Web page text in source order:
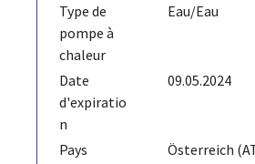
Type de
pompe à
chaleur
Eau/Eau
Date
d'expiratio
n
09.05.2024
Pays
Österreich